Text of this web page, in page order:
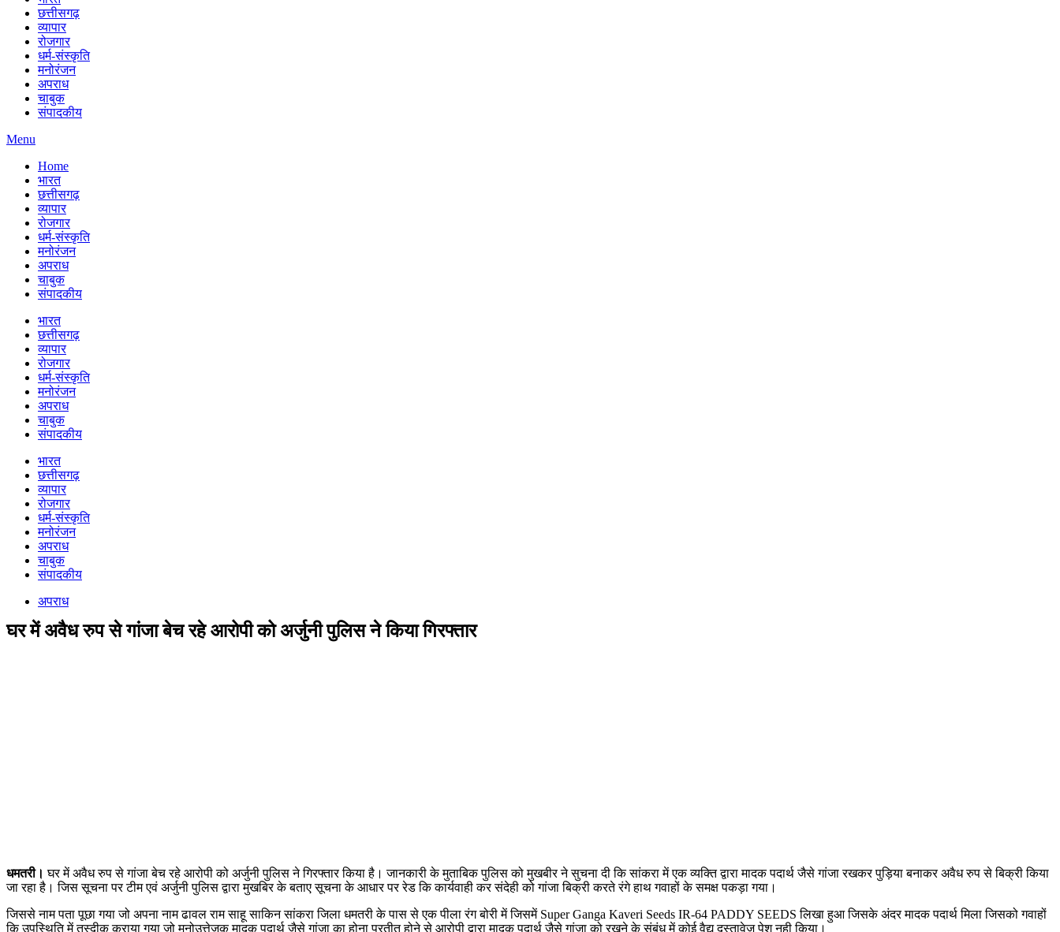
छत्तीसगढ़
व्यापार
रोजगार
धर्म-संस्कृति
मनोरंजन
अपराध
चाबुक
संपादकीय
Menu
Home
भारत
छत्तीसगढ़
व्यापार
रोजगार
धर्म-संस्कृति
मनोरंजन
अपराध
चाबुक
संपादकीय
भारत
छत्तीसगढ़
व्यापार
रोजगार
धर्म-संस्कृति
मनोरंजन
अपराध
चाबुक
संपादकीय
भारत
छत्तीसगढ़
व्यापार
रोजगार
धर्म-संस्कृति
मनोरंजन
अपराध
चाबुक
संपादकीय
अपराध
घर में अवैध रुप से गांजा बेच रहे आरोपी को अर्जुनी पुलिस ने किया गिरफ्तार
धमतरी। घर में अवैध रुप से गांजा बेच रहे आरोपी को अर्जुनी पुलिस ने गिरफ्तार किया है। जानकारी के मुताबिक पुलिस को मुखबीर ने सुचना दी कि सांकरा में एक व्यक्ति द्वारा मादक पदार्थ जैसे गांजा रखकर पुड़िया बनाकर अवैध रुप से बिक्री किया
जा रहा है। जिस सूचना पर टीम एवं अर्जुनी पुलिस द्वारा मुखबिर के बताए सूचना के आधार पर रेड कि कार्यवाही कर संदेही को गांजा बिक्री करते रंगे हाथ गवाहों के समक्ष पकड़ा गया।
जिससे नाम पता पूछा गया जो अपना नाम ढावल राम साहू साकिन सांकरा जिला धमतरी के पास से एक पीला रंग बोरी में जिसमें Super Ganga Kaveri Seeds IR-64 PADDY SEEDS लिखा हुआ जिसके अंदर मादक पदार्थ मिला जिसको गवाहों
कि उपस्थिति में तस्दीक कराया गया जो मनोउत्तेजक मादक पदार्थ जैसे गांजा का होना प्रतीत होने से आरोपी द्वारा मादक पदार्थ जैसे गांजा को रखने के संबंध में कोई वैद्य दस्तावेज पेश नही किया।